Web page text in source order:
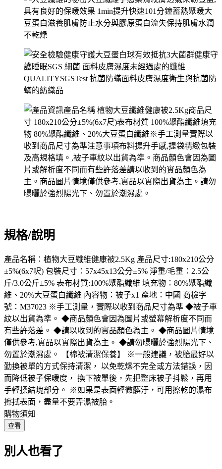
規格/說明
產品名稱：植物大豆纖維健康被2.5Kg 產品尺寸:180x210公分
±5%(6x7呎) 包裝尺寸：57x45x13公分±5% 淨重/毛重：2.5公
斤/3.0公斤±5% 表布材質:100%聚酯纖維 填充物：80%聚酯纖
維、20%大豆蛋白纖維 內容物：被子x1 產地：中國 商檢字
號：M37023 ※手工測量，實際以收到商品尺寸為準 ◆被子車
紋以出貨為準。 ◆商品顏色會因為圖片或螢幕解析度不同而
有些許落差。 ◆請以收到的實品顏色為主。 ◆商品圖片情境
僅供參考,實品以實際出貨為主。 ◆請勿曝曬於強烈陽光下、
勿置於潮濕處。 【棉被清潔保養】 ※一般建議，被胎最好以
勤換被單的方式保持清潔， 以免乾燥不完全或方法錯誤，因
而降低被子保暖度， 換下被單後，先把整床被子抖鬆，再用
手輕揉結塊部分。 ※如果是表面輕微髒汙，可用擦乾的濕布
擦拭表面，盡量不要弄濕被胎。
購物須知
查看
別人也看了